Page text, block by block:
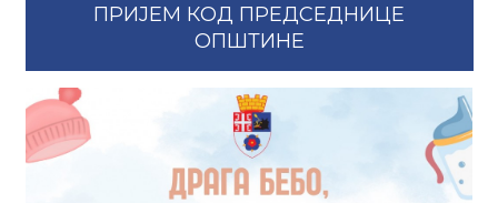
ПРИЈЕМ КОД ПРЕДСЕДНИЦЕ
ОПШТИНЕ